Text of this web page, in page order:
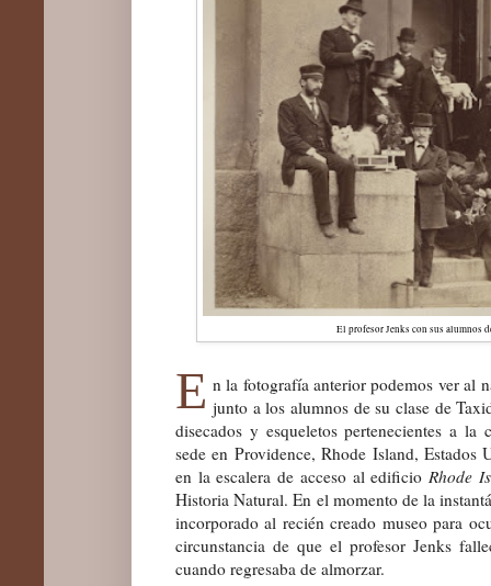
El profesor Jenks con sus alumnos
E n la fotografía anterior podemos ver al
junto alos alumnos desu clase de
disecados y esqueletos pertenecientes a
sede en Providence, Rhode Island,
en la escalera de acceso al edificio Rhode
Historia Natural. En el momento de la
incorporado al recién creado museo para
circunstancia de que el profesor Jenks
cuando regresaba de almorzar.